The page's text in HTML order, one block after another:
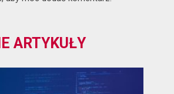
ARTYKUŁY